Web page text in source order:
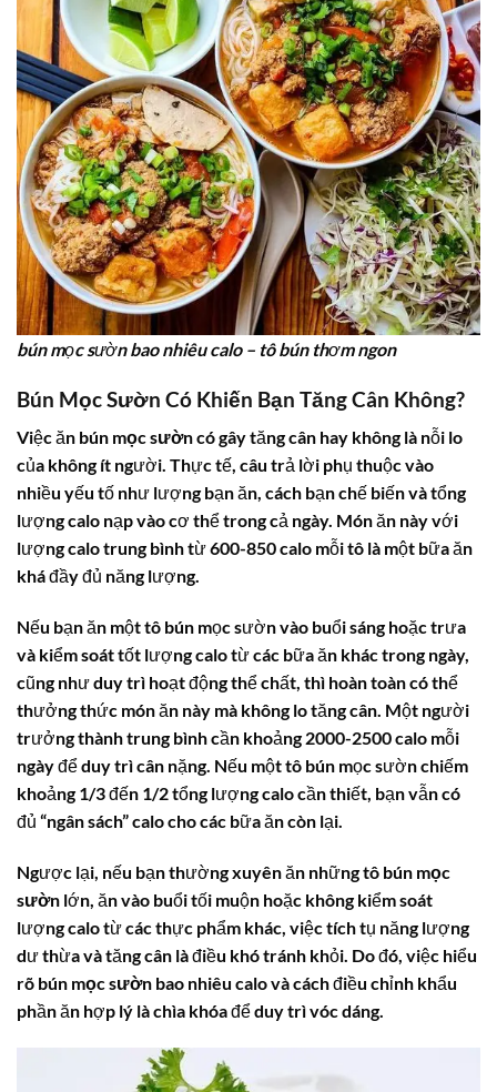
bún mọc sườn bao nhiêu calo – tô bún thơm ngon
Bún Mọc Sườn Có Khiến Bạn Tăng Cân Không?
Việc ăn bún mọc sườncó gây tăng cân hay không là nỗi lo
của không ít người. Thực tế, câu trả lời phụ thuộc vào
nhiều yếu tố như lượng bạn ăn, cách bạn chế biến và tổng
lượng calo nạp vào cơ thể trong cả ngày. Món ăn này với
lượng calo trung bình từ 600-850 calo mỗi tô là một bữa ăn
khá đầy đủ năng lượng.
Nếu bạn ăn một tô bún mọc sườn vào buổi sáng hoặc trưa
và kiểm soát tốt lượng calo từ các bữa ăn khác trong ngày,
cũng như duy trì hoạt động thể chất, thì hoàn toàn có thể
thưởng thức món ăn này mà không lo tăng cân. Một người
trưởng thành trung bình cần khoảng 2000-2500 calo mỗi
ngày để duy trì cân nặng. Nếu một tô bún mọc sườn chiếm
khoảng 1/3 đến 1/2 tổng lượng calo cần thiết, bạn vẫn có
đủ “ngân sách” calo cho các bữa ăn còn lại.
Ngược lại, nếu bạn thường xuyên ăn những tô bún mọc
sườn lớn, ăn vào buổi tối muộn hoặc không kiểm soát
lượng calo từ các thực phẩm khác, việc tích tụ năng lượng
dư thừa và tăng cân là điều khó tránh khỏi. Do đó, việc hiểu
rõ bún mọc sườn bao nhiêu calovà cách điều chỉnh khẩu
phần ăn hợp lý là chìa khóa để duy trì vóc dáng.